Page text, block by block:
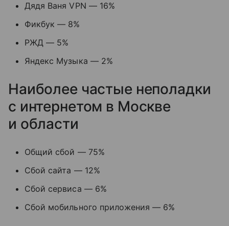
Дядя Ваня VPN — 16%
Фикбук — 8%
РЖД — 5%
Яндекс Музыка — 2%
Наиболее частые неполадки
с интернетом в Москве
и области
Общий сбой — 75%
Сбой сайта — 12%
Сбой сервиса — 6%
Сбой мобильного приложения — 6%